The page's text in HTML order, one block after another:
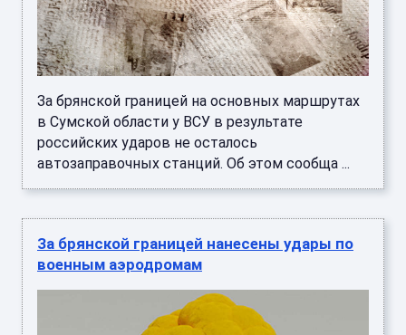
За брянской границей на основных маршрутах
в Сумской области у ВСУ в результате
российских ударов не осталось
автозаправочных станций. Об этом сообща ...
За брянской границей нанесены удары по
военным аэродромам